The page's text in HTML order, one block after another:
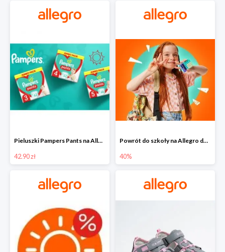
Pieluszki Pampers Pants na Allegro od 42,90 zł
42.90 zł
Powrót do szkoły na Allegro do -40%
40%